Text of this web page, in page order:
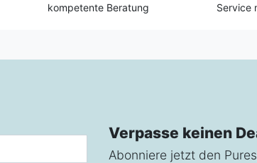
kompetente Beratung Service
Verpasse keinen
Abonniere jetzt den